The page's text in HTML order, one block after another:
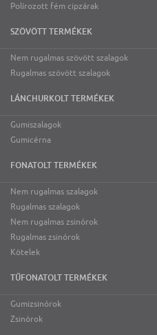
Polírozott fém cipzárak
SZÖVÖTT TERMÉKEK
Nem rugalmas szövött szalagok
Rugalmas szövött szalagok
LÁNCHURKOLT TERMÉKEK
Gumiszalagok
Gumicérna
FONATOLT TERMÉKEK
Nem rugalmas szalagok
Rugalmas szalagok
Nem rugalmas zsinórok
Rugalmas zsinórok
Kötelek
TŰFONATOLT TERMÉKEK
Gumizsinórok
Zsinórok